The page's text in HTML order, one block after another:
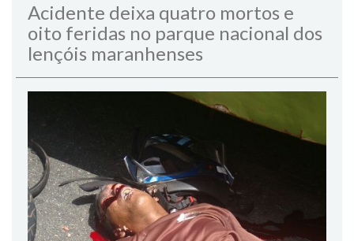
Acidente deixa quatro mortos e
oito feridas no parque nacional dos
lençóis maranhenses